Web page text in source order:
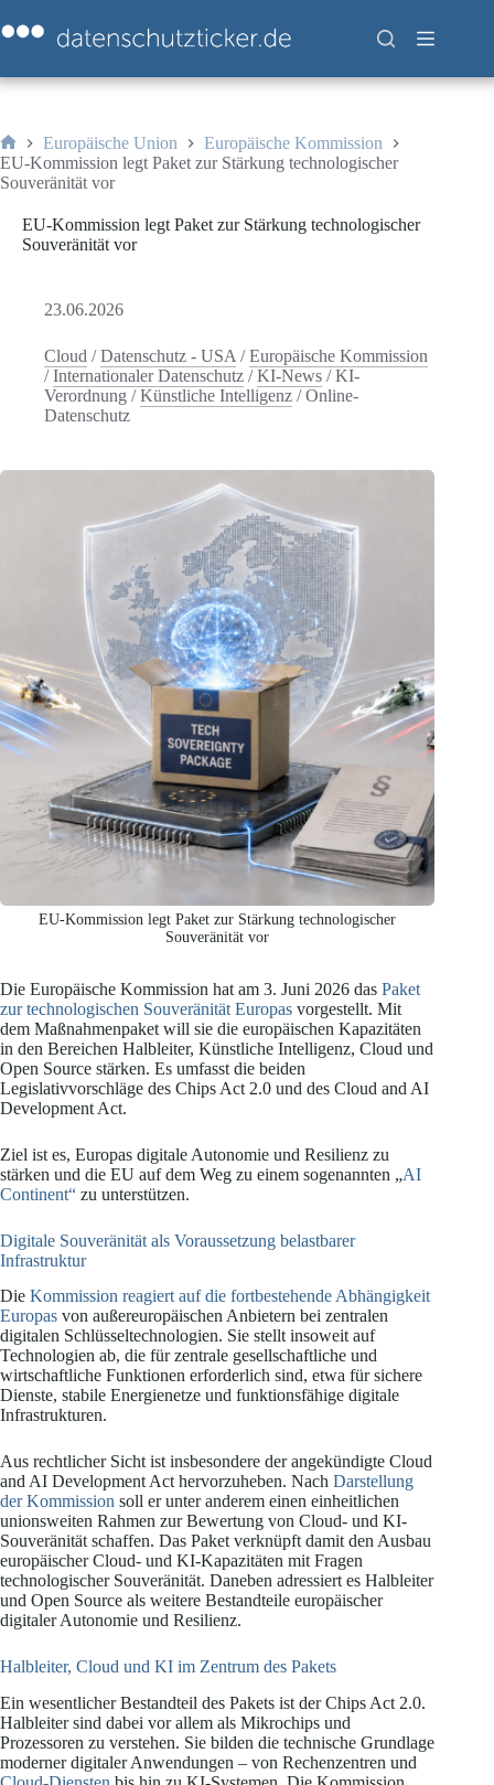
Inhalt
springen
Start
Europäische Union
Europäische Kommission
EU-Kommission legt Paket zur Stärkung technologischer
Souveränität vor
EU-Kommission legt Paket zur Stärkung technologischer
Souveränität vor
23.06.2026
Cloud /Datenschutz - USA /Europäische Kommission
/Internationaler Datenschutz /KI-News /KI-
Verordnung /Künstliche Intelligenz /Online-
Datenschutz
EU-Kommission legt Paket zur Stärkung technologischer
Souveränität vor
Die Europäische Kommission hat am 3. Juni 2026 das Paket
zur technologischen Souveränität Europas vorgestellt. Mit
dem Maßnahmenpaket will sie die europäischen Kapazitäten
in den Bereichen Halbleiter, Künstliche Intelligenz, Cloud und
Open Source stärken. Es umfasst die beiden
Legislativvorschläge des Chips Act 2.0 und des Cloud and AI
Development Act.
Ziel ist es, Europas digitale Autonomie und Resilienz zu
stärken und die EU auf dem Weg zu einem sogenannten „AI
Continent“ zu unterstützen.
Digitale Souveränität als Voraussetzung belastbarer
Infrastruktur
Die Kommission reagiert auf die fortbestehende Abhängigkeit
Europas von außereuropäischen Anbietern bei zentralen
digitalen Schlüsseltechnologien. Sie stellt insoweit auf
Technologien ab, die für zentrale gesellschaftliche und
wirtschaftliche Funktionen erforderlich sind, etwa für sichere
Dienste, stabile Energienetze und funktionsfähige digitale
Infrastrukturen.
Aus rechtlicher Sicht ist insbesondere der angekündigte Cloud
and AI Development Act hervorzuheben. Nach Darstellung
der Kommission soll er unter anderem einen einheitlichen
unionsweiten Rahmen zur Bewertung von Cloud- und KI-
Souveränität schaffen. Das Paket verknüpft damit den Ausbau
europäischer Cloud- und KI-Kapazitäten mit Fragen
technologischer Souveränität. Daneben adressiert es Halbleiter
und Open Source als weitere Bestandteile europäischer
digitaler Autonomie und Resilienz.
Halbleiter, Cloud und KI im Zentrum des Pakets
Ein wesentlicher Bestandteil des Pakets ist der Chips Act 2.0.
Halbleiter sind dabei vor allem als Mikrochips und
Prozessoren zu verstehen. Sie bilden die technische Grundlage
moderner digitaler Anwendungen – von Rechenzentren und